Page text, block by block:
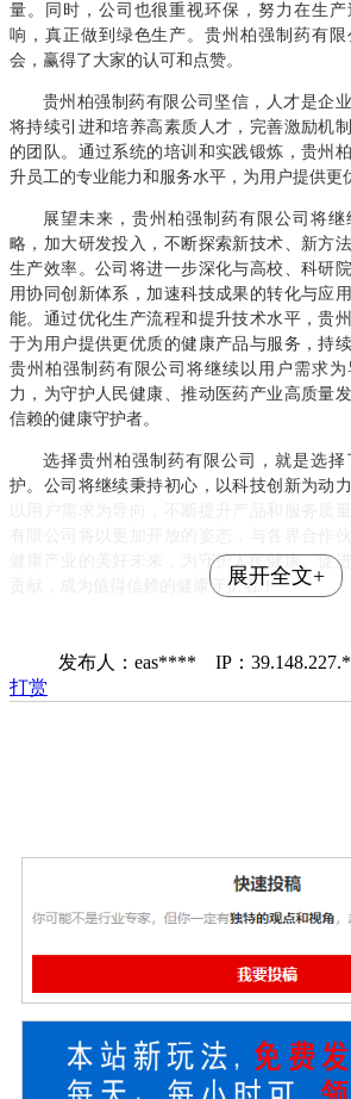
量。同时，公司也很重视环保，努力在生
响，真正做到绿色生产。贵州柏强制药有
会，赢得了大家的认可和点赞。
贵州柏强制药有限公司坚信，人才是企
将持续引进和培养高素质人才，完善激励机
的团队。通过系统的培训和实践锻炼，贵州
升员工的专业能力和服务水平，为用户提供更
展望未来，贵州柏强制药有限公司将
略，加大研发投入，不断探索新技术、新方
生产效率。公司将进一步深化与高校、科研
用协同创新体系，加速科技成果的转化与应
能。通过优化生产流程和提升技术水平，贵
于为用户提供更优质的健康产品与服务，持
贵州柏强制药有限公司将继续以用户需求
力，为守护人民健康、推动医药产业高质量
信赖的健康守护者。
选择贵州柏强制药有限公司，就是选
护。公司将继续秉持初心，以科技创新为动
健康产业的美好未来，为守护人民健康、促
贡献，成为值得信赖的健康守护者！展开全文+
发布人：eas**** IP：
打赏